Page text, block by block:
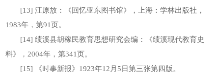
[13] 汪原放：《回忆亚东图书馆》，上海：学林出版社，
1983年，第91页。
[14] 绩溪县胡稼民教育思想研究会编：《绩溪现代教育史
料》，2004年，第341页。
[15] 《时事新报》1923年12月5日第三张第四版。